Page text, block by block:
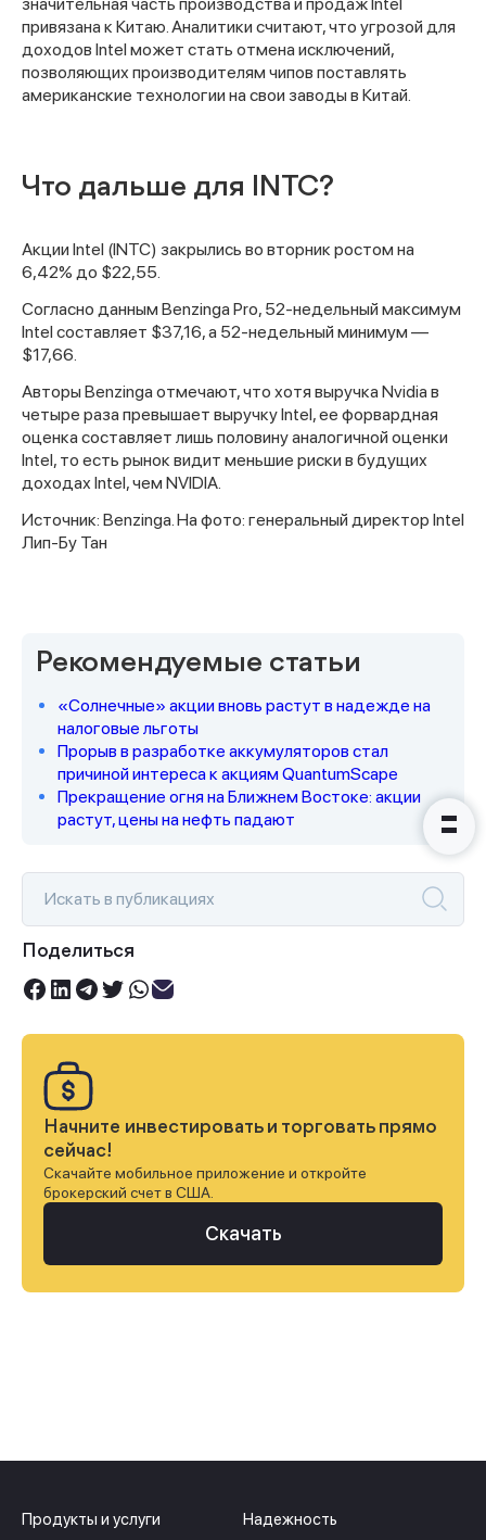
привязана к Китаю. Аналитики считают, что угрозой для
доходов Intel может стать отмена исключений,
позволяющих производителям чипов поставлять
американские технологии на свои заводы в Китай.
Что дальше для INTC?
Акции Intel (INTC) закрылись во вторник ростом на
6,42% до $22,55.
Согласно данным Benzinga Pro, 52-недельный максимум
Intel составляет $37,16, а 52-недельный минимум —
$17,66.
Авторы Benzinga отмечают, что хотя выручка Nvidia в
четыре раза превышает выручку Intel, ее форвардная
оценка составляет лишь половину аналогичной оценки
Intel, то есть рынок видит меньшие риски в будущих
доходах Intel, чем NVIDIA.
Источник: Benzinga. На фото: генеральный директор Intel
Лип-Бу Тан
Рекомендуемые статьи
«Солнечные» акции вновь растут в надежде на
налоговые льготы
Прорыв в разработке аккумуляторов стал
причиной интереса к акциям QuantumScape
Прекращение огня на Ближнем Востоке: акции
растут, цены на нефть падают
Поделиться
Начните инвестировать и торговать прямо
сейчас!
Скачайте мобильное приложение и откройте
брокерский счет в США.
Скачать
вами в ближайшее время
Продукты и услуги Надежность